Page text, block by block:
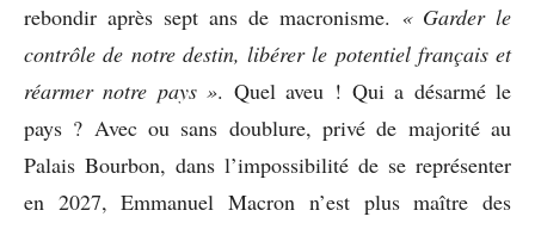
rebondir après sept ans de macronisme. « Garder le
contrôle de notre destin, libérer le potentiel français et
réarmer notre pays ». Quel aveu ! Qui a désarmé le
pays ? Avec ou sans doublure, privé de majorité au
Palais Bourbon, dans l’impossibilité de se représenter
en 2027, Emmanuel Macron n’est plus maître des